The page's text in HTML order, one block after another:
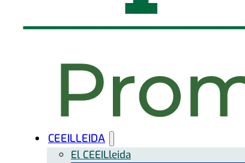
CEEILLEIDA
El CEEILleida